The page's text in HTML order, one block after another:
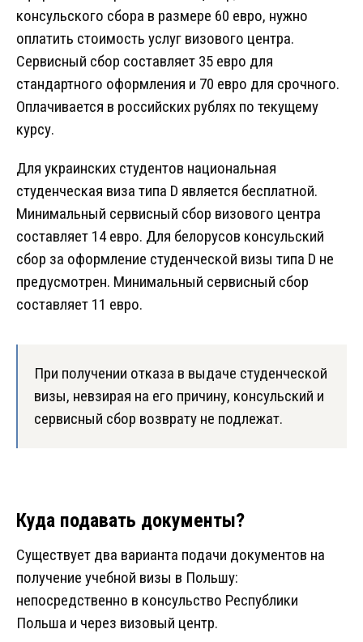
консульского сбора в размере 60 евро, нужно
оплатить стоимость услуг визового центра.
Сервисный сбор составляет 35 евро для
стандартного оформления и 70 евро для срочного.
Оплачивается в российских рублях по текущему
курсу.
Для украинских студентов национальная
студенческая виза типа D является бесплатной.
Минимальный сервисный сбор визового центра
составляет 14 евро. Для белорусов консульский
сбор за оформление студенческой визы типа D не
предусмотрен. Минимальный сервисный сбор
составляет 11 евро.
При получении отказа в выдаче студенческой
визы, невзирая на его причину, консульский и
сервисный сбор возврату не подлежат.
Куда подавать документы?
Существует два варианта подачи документов на
получение учебной визы в Польшу:
непосредственно в консульство Республики
Польша и через визовый центр.